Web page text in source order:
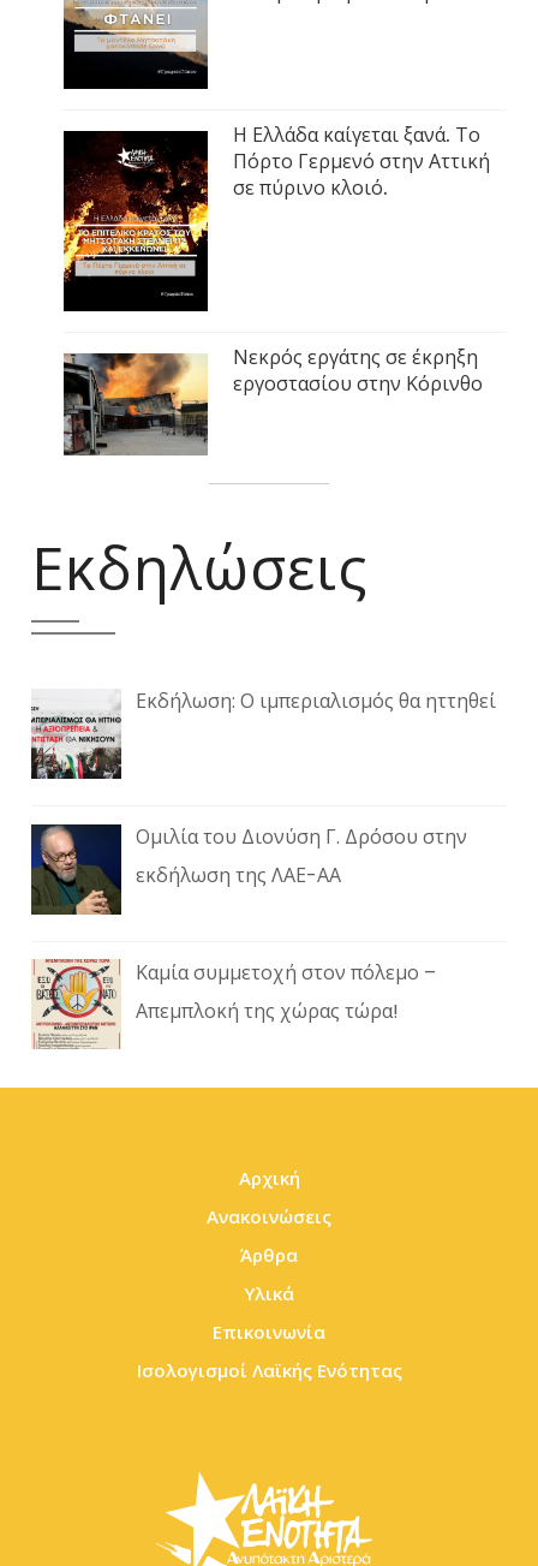
Η Ελλάδα καίγεται ξανά. Το
Πόρτο Γερμενό στην Αττική
σε πύρινο κλοιό.
Νεκρός εργάτης σε έκρηξη
εργοστασίου στην Κόρινθο
Εκδηλώσεις
Εκδήλωση: Ο ιμπεριαλισμός θα ηττηθεί
Ομιλία του Διονύση Γ. Δρόσου στην
εκδήλωση της ΛΑΕ-ΑΑ
Καμία συμμετοχή στον πόλεμο –
Απεμπλοκή της χώρας τώρα!
Αρχική
Ανακοινώσεις
Άρθρα
Υλικά
Επικοινωνία
Ισολογισμοί Λαϊκής Ενότητας